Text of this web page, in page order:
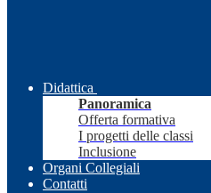
Didattica
Panoramica
Offerta formativa
I progetti delle classi
Inclusione
Organi Collegiali
Contatti